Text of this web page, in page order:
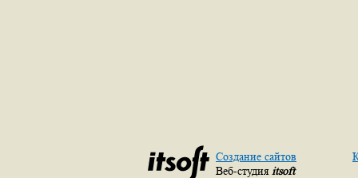
Создание сайтов
Веб-студия itsoft